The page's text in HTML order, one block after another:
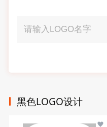
黑色LOGO设计